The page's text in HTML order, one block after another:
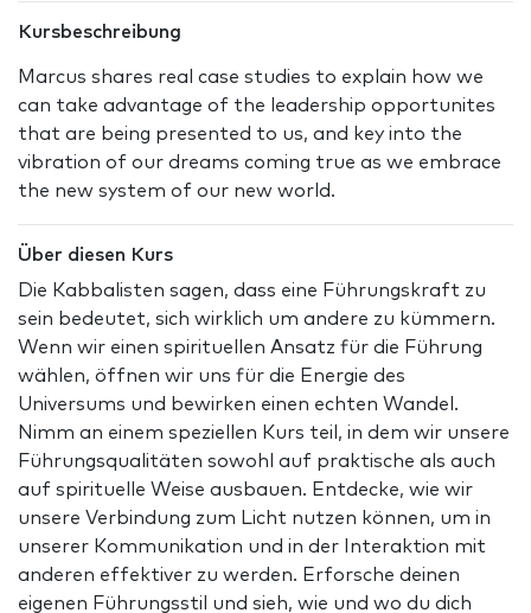
Kursbeschreibung
Marcus shares real case studies to explain how we
can take advantage of the leadership opportunites
that are being presented to us, and key into the
vibration of our dreams coming true as we embrace
the new system of our new world.
Über diesen Kurs
Die Kabbalisten sagen, dass eine Führungskraft zu
sein bedeutet, sich wirklich um andere zu kümmern.
Wenn wir einen spirituellen Ansatz für die Führung
wählen, öffnen wir uns für die Energie des
Universums und bewirken einen echten Wandel.
Nimm an einem speziellen Kurs teil, in dem wir unsere
Führungsqualitäten sowohl auf praktische als auch
auf spirituelle Weise ausbauen. Entdecke, wie wir
unsere Verbindung zum Licht nutzen können, um in
unserer Kommunikation und in der Interaktion mit
anderen effektiver zu werden. Erforsche deinen
eigenen Führungsstil und sieh, wie und wo du dich